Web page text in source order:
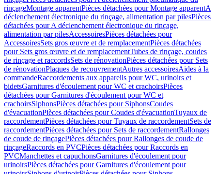
rinçageMontage apparentPièces détachées pour Montage apparentA
déclenchement électronique du rinçage, alimentation par pilesPièces
détachées pour A déclenchement électronique du rinçage,
alimentation par pilesAccessoiresPièces détachées pour
AccessoiresSets gros œuvre et de remplacementPièces détachées
pour Sets gros œuvre et de remplacementTubes de rinçage, coudes
de rinçage et raccordsSets de rénovationPièces détachées pour Sets
de rénovationPlaques de recouvrementAutres accessoiresAides à la
commandeRaccordements aux appareils pour WC, urinoirs et
bidetsGarnitures d'écoulement pour WC et crachoirsPièces
détachées pour Garnitures d'écoulement pour WC et
crachoirsSiphonsPièces détachées pour SiphonsCoudes
d'évacuationPièces détachées pour Coudes d'évacuationTuyaux de
raccordementPièces détachées pour Tuyaux de raccordementSets de
raccordementPièces détachées pour Sets de raccordementRallonges
de coude de rinçagePièces détachées pour Rallonges de coude de
rinçageRaccords en PVCPièces détachées pour Raccords en
PVCManchettes et capuchonsGarnitures d'écoulement pour
urinoirsPièces détachées pour Garnitures d'écoulement pour